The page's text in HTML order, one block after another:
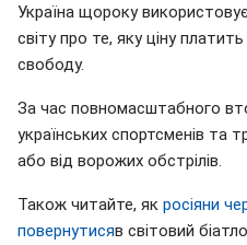
Україна щороку
світу про те, яку ціну
свободу.
За час повномасштабного
українських спортсменів та
або від ворожих обстрілів.
Також читайте, як росіяни
повернутисяв світовий